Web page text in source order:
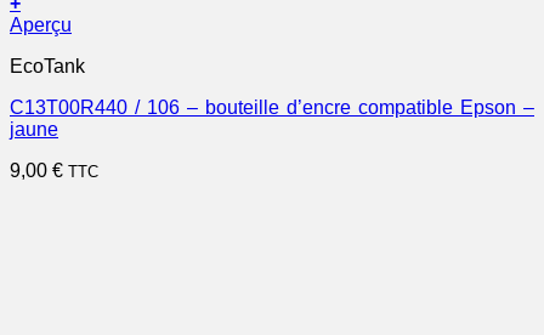
Aperçu
EcoTank
C13T00R440 / 106 – bouteille d’encre compatible Epson –
jaune
9,00 € TTC